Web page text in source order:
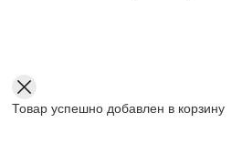
Товар успешно добавлен в корзину